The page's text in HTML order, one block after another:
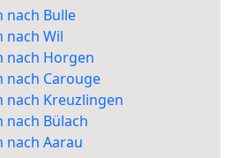
nach Bulle
nach Wil
nach Horgen
nach Carouge
nach Kreuzlingen
nach Bülach
nach Aarau